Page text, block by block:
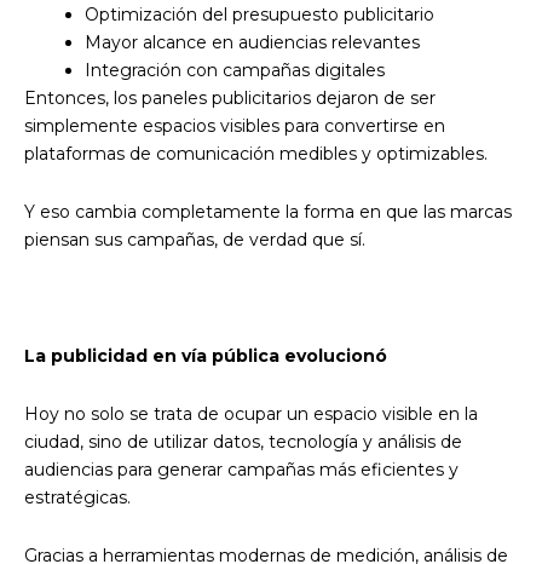
Optimización del presupuesto publicitario
Mayor alcance en audiencias relevantes
Integración con campañas digitales
Entonces, los paneles publicitarios dejaron de ser
simplemente espacios visibles para convertirse en
plataformas de comunicación medibles y optimizables.
Y eso cambia completamente la forma en que las marcas
piensan sus campañas, de verdad que sí.
La publicidad en vía pública evolucionó
Hoy no solo se trata de ocupar un espacio visible en la
ciudad, sino de utilizar datos, tecnología y análisis de
audiencias para generar campañas más eficientes y
estratégicas.
Gracias a herramientas modernas de medición, análisis de